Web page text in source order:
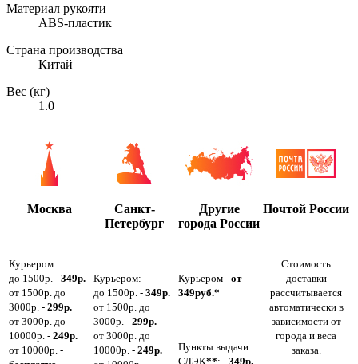
Материал рукояти
ABS-пластик
Страна производства
Китай
Вес (кг)
1.0
Москва
Курьером:
до 1500р. - 349р.
от 1500р. до
3000р. - 299р.
от 3000р. до
10000р. - 249р.
от 10000р. -
Санкт-
Петербург
Курьером:
до 1500р. - 349р.
от 1500р. до
3000р. - 299р.
от 3000р. до
10000р. - 249р.
Другие
города России
Курьером - от
349руб.*
Пункты выдачи
СДЭК**: - 349р.
Почтой России
Стоимость
доставки
рассчитывается
автоматически в
зависимости от
города и веса
заказа.